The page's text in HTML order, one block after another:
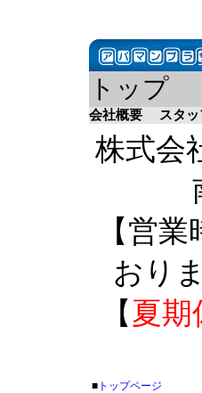
トップ
会社概要 スタ
株式会
【営
おり
【 夏期
■ トップページ